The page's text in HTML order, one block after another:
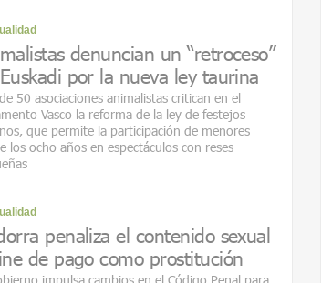
denuncian un “retroceso”
por la nueva ley taurina
50 asociaciones animalistas critican en el
Vasco la reforma de la ley de festejos
que permite la participación de menores
los ocho años en espectáculos con reses
penaliza el contenido sexual
de pago como prostitución
impulsa cambios en el Código Penal para